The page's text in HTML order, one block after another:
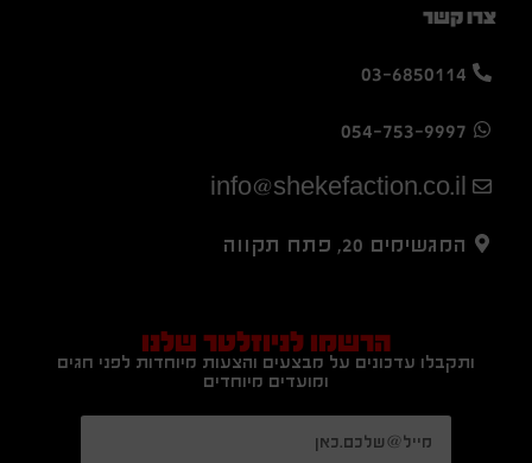
צרו קשר
03-6850114
054-753-9997
info@shekefaction.co.il
המגשימים 20, פתח תקווה
הרשמו לניוזלטר שלנו
ותקבלו עדכונים על מבצעים והצעות מיוחדות לפני חגים
ומועדים מיוחדים